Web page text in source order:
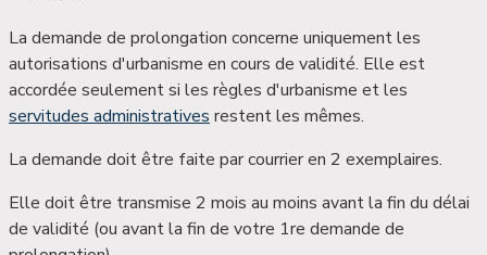
La demande de prolongation concerne uniquement les
autorisations d'urbanisme en cours de validité. Elle est
accordée seulement si les règles d'urbanisme et les
servitudes administratives restent les mêmes.
La demande doit être faite par courrier en 2 exemplaires.
Elle doit être transmise 2 mois au moins avant la fin du délai
de validité (ou avant la fin de votre 1re demande de